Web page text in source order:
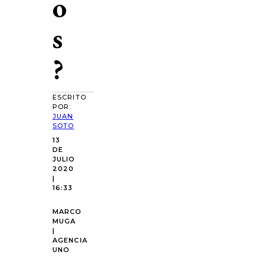
s
?
ESCRITO
POR:
JUAN
SOTO
13
DE
JULIO
2020
|
16:33
MARCO
MUGA
|
AGENCIA
UNO